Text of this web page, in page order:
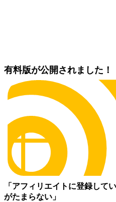
有料版が公開されました！
「アフィリエイトに登録して
がたまらない」